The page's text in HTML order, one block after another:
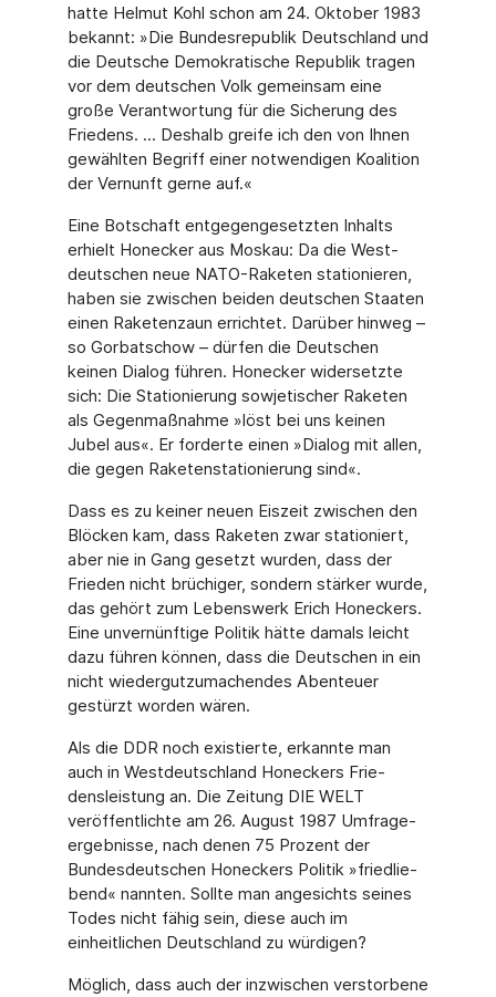
hatte Helmut Kohl schon am 24. Okto­ber 1983
bekannt: »Die Bundesrepublik Deutschland und
die Deutsche Demokratische Republik tragen
vor dem deutschen Volk gemeinsam eine
große Verantwortung für die Sicherung des
Friedens. ... Deshalb greife ich den von Ihnen
gewählten Begriff einer notwendigen Koalition
der Vernunft gerne auf.«
Eine Botschaft entgegengesetzten Inhalts
erhielt Honecker aus Moskau: Da die West­
deutschen neue NATO-Raketen stationieren,
haben sie zwischen beiden deutschen Staaten
einen Raketenzaun errichtet. Darüber hinweg –
so Gorbatschow – dürfen die Deutschen
keinen Dialog führen. Honecker widersetzte
sich: Die Stationierung sowjeti­scher Raketen
als Gegenmaßnahme »löst bei uns keinen
Jubel aus«. Er forderte einen »Dialog mit allen,
die gegen Raketenstationierung sind«.
Dass es zu keiner neuen Eiszeit zwischen den
Blöcken kam, dass Raketen zwar statio­niert,
aber nie in Gang gesetzt wurden, dass der
Frieden nicht brüchiger, sondern stär­ker wurde,
das gehört zum Lebenswerk Erich Honeckers.
Eine unvernünftige Politik hätte damals leicht
dazu führen können, dass die Deutschen in ein
nicht wiedergutzu­machendes Abenteuer
gestürzt worden wären.
Als die DDR noch existierte, erkannte man
auch in Westdeutschland Honeckers Frie­
densleistung an. Die Zeitung DIE WELT
veröffentlichte am 26. August 1987 Umfrage­
ergebnisse, nach denen 75 Prozent der
Bundesdeutschen Honeckers Politik »friedlie­
bend« nannten. Sollte man angesichts seines
Todes nicht fähig sein, diese auch im
einheitlichen Deutschland zu würdigen?
Möglich, dass auch der inzwischen verstorbene